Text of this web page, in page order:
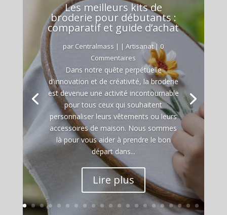
Les meilleurs kits de
broderie pour débutants :
comparatif et guide d’achat
par Centralmass | |Artisanat| 0
Commentaires
Dans notre quête perpétuelle
d'innovation et de créativité, la broderie
est devenue une activité incontournable
pour tous ceux qui souhaitent
personnaliser leurs vêtements ou leurs
accessoires de maison. Nous sommes
là pour vous aider à prendre le bon
départ dans...
Lire plus